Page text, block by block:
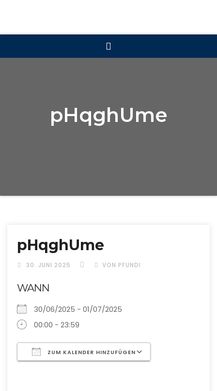
pHqghUme
pHqghUme
30. JUNI 2025 VON PFUNDI
WANN
30/06/2025 - 01/07/2025
00:00 - 23:59
ZUM KALENDER HINZUFÜGEN